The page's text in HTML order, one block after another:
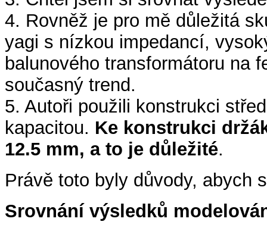
4. Rovněž je pro mě důležitá
yagi s nízkou impedancí,
balunového transformátoru na
současný trend.
5. Autoři použili konstrukci
kapacitou. Ke konstrukci
12.5 mm, a to je důležité.
Právě toto byly důvody, abych
Srovnání výsledků